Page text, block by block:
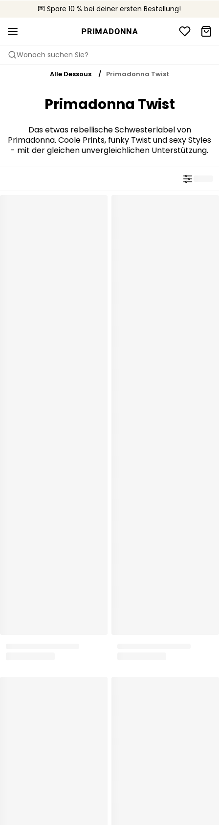
💌 Spare 10 % bei deiner ersten Bestellung!
🚚 Kostenloser Versand bei Bestellungen über CHF 150
📦 Kostenlose Rücksendungen
Wonach suchen Sie?
Alle Dessous Primadonna Twist
Primadonna Twist
Das etwas rebellische Schwesterlabel von
Primadonna. Coole Prints, funky Twist und sexy Styles
- mit der gleichen unvergleichlichen Unterstützung.